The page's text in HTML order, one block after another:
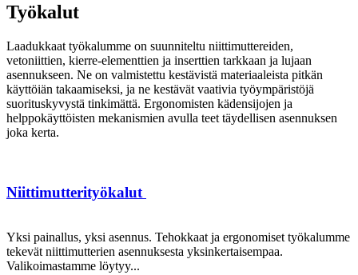
Työkalut
Laadukkaat työkalumme on suunniteltu niittimuttereiden,
vetoniittien, kierre-elementtien ja inserttien tarkkaan ja lujaan
asennukseen. Ne on valmistettu kestävistä materiaaleista pitkän
käyttöiän takaamiseksi, ja ne kestävät vaativia työympäristöjä
suorituskyvystä tinkimättä. Ergonomisten kädensijojen ja
helppokäyttöisten mekanismien avulla teet täydellisen asennuksen
joka kerta.
Niittimutterityökalut
Yksi painallus, yksi asennus. Tehokkaat ja ergonomiset työkalumme
tekevät niittimutterien asennuksesta yksinkertaisempaa.
Valikoimastamme löytyy...